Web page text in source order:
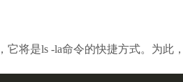
它将是ls -la命令的快捷方式。为此